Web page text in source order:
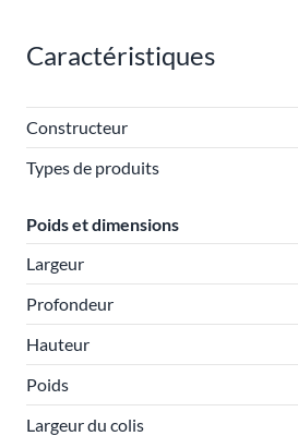
Caractéristiques
Constructeur
Types de produits
Poids et dimensions
Largeur
Profondeur
Hauteur
Poids
Largeur du colis